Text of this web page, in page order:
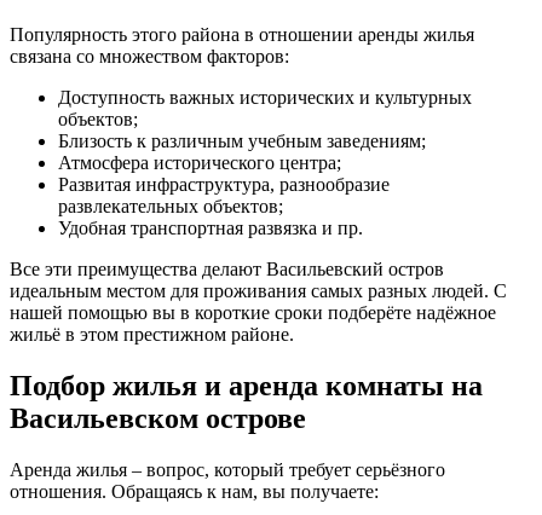
Популярность этого района в отношении аренды жилья
связана со множеством факторов:
Доступность важных исторических и культурных
объектов;
Близость к различным учебным заведениям;
Атмосфера исторического центра;
Развитая инфраструктура, разнообразие
развлекательных объектов;
Удобная транспортная развязка и пр.
Все эти преимущества делают Васильевский остров
идеальным местом для проживания самых разных людей. С
нашей помощью вы в короткие сроки подберёте надёжное
жильё в этом престижном районе.
Подбор жилья и аренда комнаты на
Васильевском острове
Аренда жилья – вопрос, который требует серьёзного
отношения. Обращаясь к нам, вы получаете: